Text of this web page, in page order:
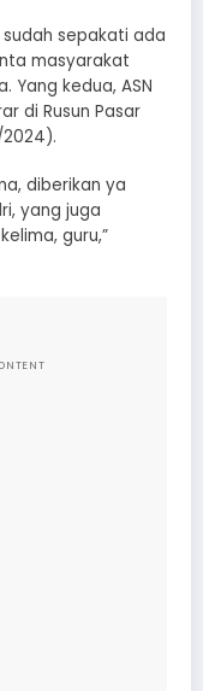
sudah sepakati ada
masyarakat
Yang kedua, ASN
di Rusun Pasar
2024).
diberikan ya
yang juga
guru,”